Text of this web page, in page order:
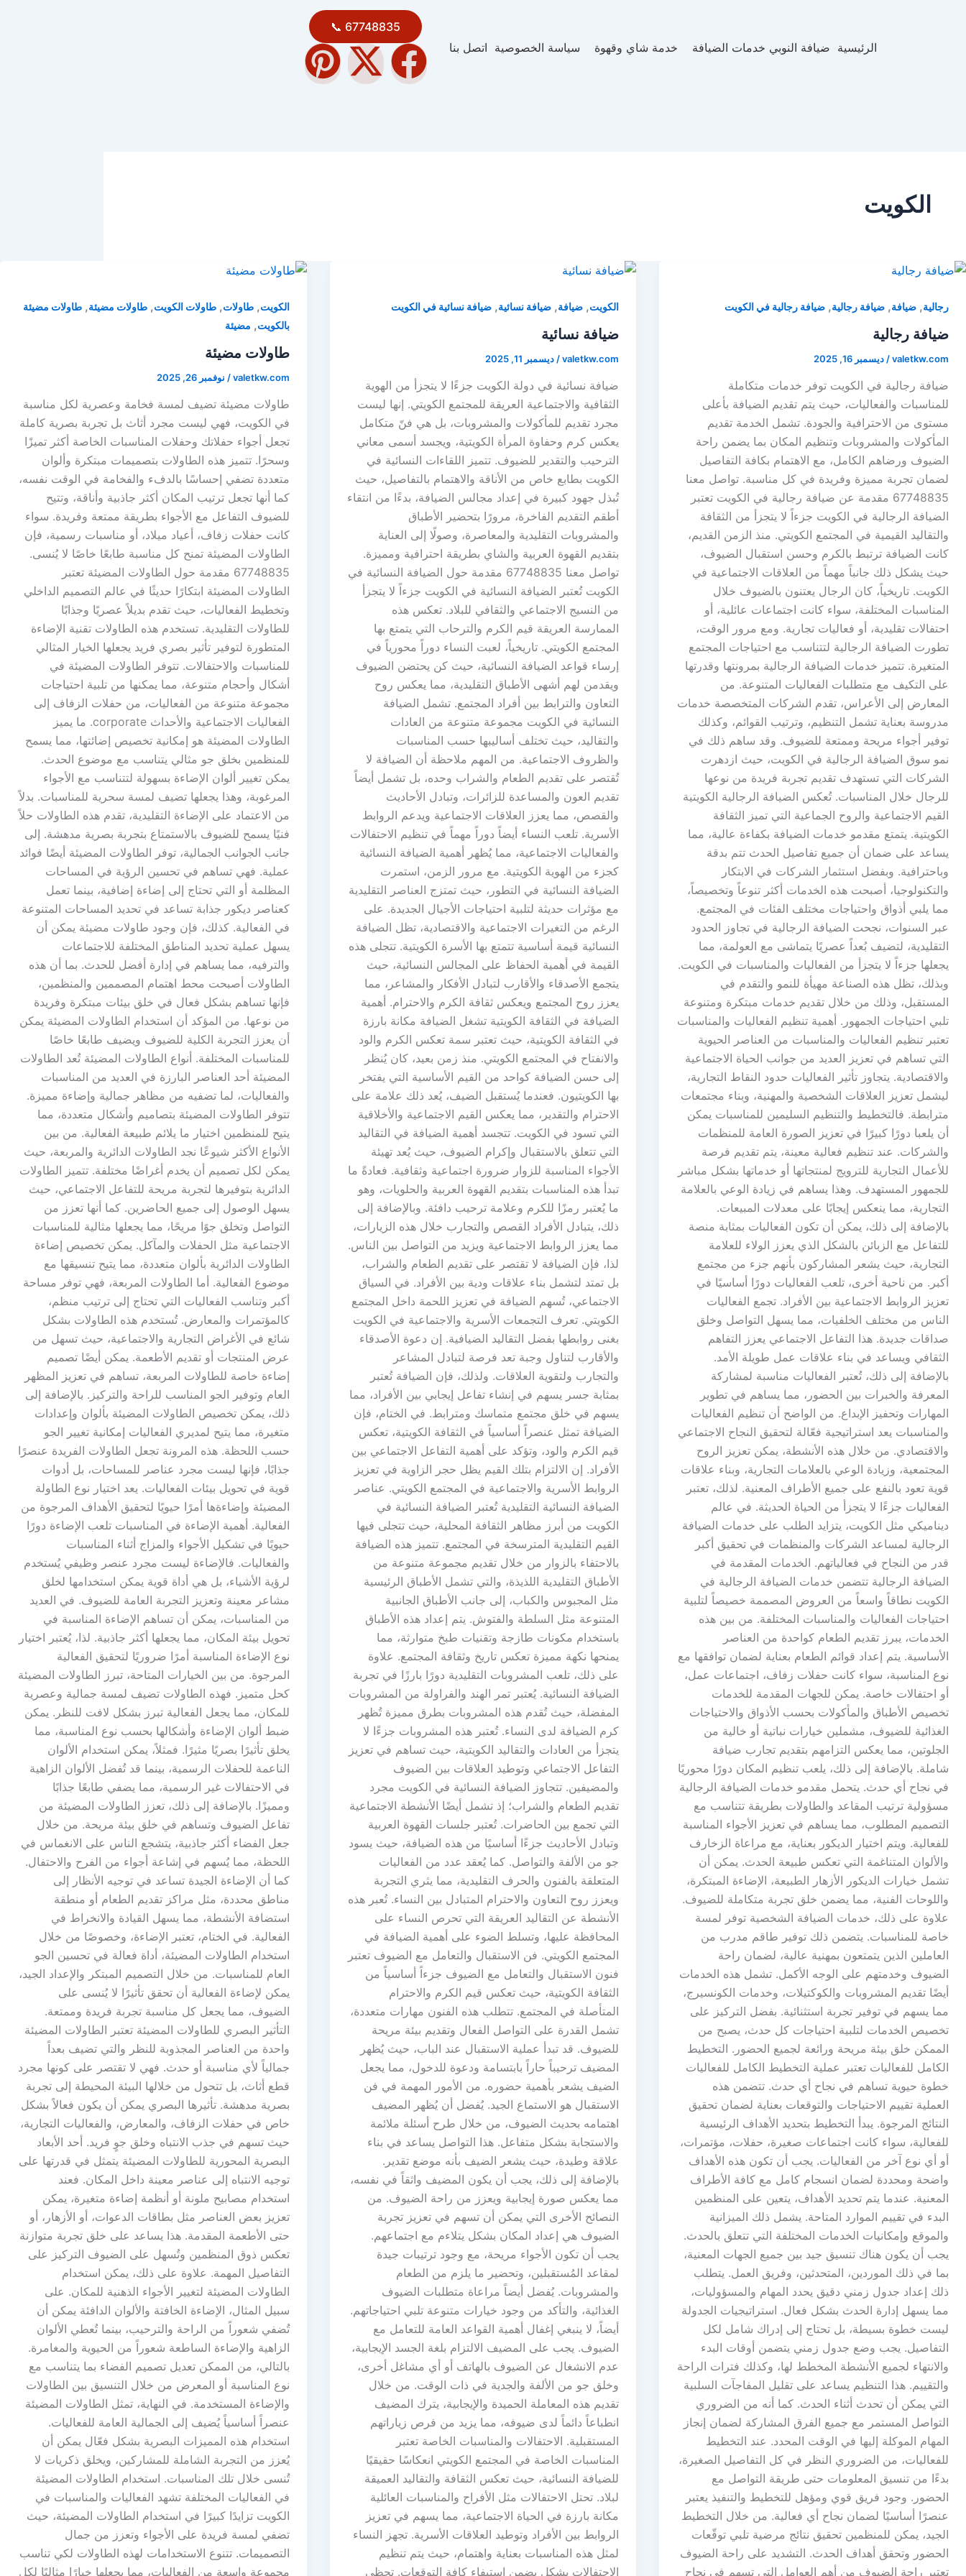
الرئيسية ضيافة النوبي خدمات الضيافة خدمة شاي وقهوة سياسة الخصوصية اتصل بنا
67748835 📞
F
a
k
X
-
P
الكويت
رجالية, ضيافة, ضيافة رجالية, ضيافة رجالية في الكويت
ضيافة رجالية
valetkw.com
/ ديسمبر 16, 2025
ضيافة رجالية في الكويت توفر خدمات متكاملة
للمناسبات والفعاليات، حيث يتم تقديم الضيافة بأعلى
مستوى من الاحترافية والجودة. تشمل الخدمة تقديم
المأكولات والمشروبات وتنظيم المكان بما يضمن راحة
الضيوف ورضاهم الكامل، مع الاهتمام بكافة التفاصيل
لضمان تجربة مميزة وفريدة في كل مناسبة. تواصل معنا
67748835 مقدمة عن ضيافة رجالية في الكويت تعتبر
الضيافة الرجالية في الكويت جزءاً لا يتجزأ من الثقافة
والتقاليد القيمية في المجتمع الكويتي. منذ الزمن القديم،
كانت الضيافة ترتبط بالكرم وحسن استقبال الضيوف،
حيث يشكل ذلك جانباً مهماً من العلاقات الاجتماعية في
الكويت. تاريخياً، كان الرجال يعتنون بالضيوف خلال
المناسبات المختلفة، سواء كانت اجتماعات عائلية، أو
احتفالات تقليدية، أو فعاليات تجارية. ومع مرور الوقت،
تطورت الضيافة الرجالية لتتناسب مع احتياجات المجتمع
المتغيرة. تتميز خدمات الضيافة الرجالية بمرونتها وقدرتها
على التكيف مع متطلبات الفعاليات المتنوعة. من
المعارض إلى الأعراس، تقدم الشركات المتخصصة خدمات
مدروسة بعناية تشمل التنظيم، وترتيب القوائم، وكذلك
توفير أجواء مريحة وممتعة للضيوف. وقد ساهم ذلك في
نمو سوق الضيافة الرجالية في الكويت، حيث ازدهرت
الشركات التي تستهدف تقديم تجربة فريدة من نوعها
للرجال خلال المناسبات. تُعكس الضيافة الرجالية الكويتية
القيم الاجتماعية والروح الجماعية التي تميز الثقافة
الكويتية. يتمتع مقدمو خدمات الضيافة بكفاءة عالية، مما
يساعد على ضمان أن جميع تفاصيل الحدث تتم بدقة
وباحترافية. وبفضل استثمار الشركات في الابتكار
والتكنولوجيا، أصبحت هذه الخدمات أكثر تنوعاً وتخصيصاً،
مما يلبي أذواق واحتياجات مختلف الفئات في المجتمع.
عبر السنوات، نجحت الضيافة الرجالية في تجاوز الحدود
التقليدية، لتضيف بُعداً عصريًا يتماشى مع العولمة، مما
يجعلها جزءاً لا يتجزأ من الفعاليات والمناسبات في الكويت.
وبذلك، تظل هذه الصناعة مهيأة للنمو والتقدم في
المستقبل، وذلك من خلال تقديم خدمات مبتكرة ومتنوعة
تلبي احتياجات الجمهور. أهمية تنظيم الفعاليات والمناسبات
تعتبر تنظيم الفعاليات والمناسبات من العناصر الحيوية
التي تساهم في تعزيز العديد من جوانب الحياة الاجتماعية
والاقتصادية. يتجاوز تأثير الفعاليات حدود النقاط التجارية،
ليشمل تعزيز العلاقات الشخصية والمهنية، وبناء مجتمعات
مترابطة. فالتخطيط والتنظيم السليمين للمناسبات يمكن
أن يلعبا دورًا كبيرًا في تعزيز الصورة العامة للمنظمات
والشركات. عند تنظيم فعالية معينة، يتم تقديم فرصة
للأعمال التجارية للترويج لمنتجاتها أو خدماتها بشكل مباشر
للجمهور المستهدف. وهذا يساهم في زيادة الوعي بالعلامة
التجارية، مما ينعكس إيجابًا على معدلات المبيعات.
بالإضافة إلى ذلك، يمكن أن تكون الفعاليات بمثابة منصة
للتفاعل مع الزبائن بالشكل الذي يعزز الولاء للعلامة
التجارية، حيث يشعر المشاركون بأنهم جزء من مجتمع
أكبر. من ناحية أخرى، تلعب الفعاليات دورًا أساسيًا في
تعزيز الروابط الاجتماعية بين الأفراد. تجمع الفعاليات
الناس من مختلف الخلفيات، مما يسهل التواصل وخلق
صداقات جديدة. هذا التفاعل الاجتماعي يعزز التفاهم
الثقافي ويساعد في بناء علاقات عمل طويلة الأمد.
بالإضافة إلى ذلك، تُعتبر الفعاليات مناسبة لمشاركة
المعرفة والخبرات بين الحضور، مما يساهم في تطوير
المهارات وتحفيز الإبداع. من الواضح أن تنظيم الفعاليات
والمناسبات يعد استراتيجية فعّالة لتحقيق النجاح الاجتماعي
والاقتصادي. من خلال هذه الأنشطة، يمكن تعزيز الروح
المجتمعية، وزيادة الوعي بالعلامات التجارية، وبناء علاقات
قوية تعود بالنفع على جميع الأطراف المعنية. لذلك، تعتبر
الفعاليات جزءًا لا يتجزأ من الحياة الحديثة. في عالم
ديناميكي مثل الكويت، يتزايد الطلب على خدمات الضيافة
الرجالية لمساعد الشركات والمنظمات في تحقيق أكبر
قدر من النجاح في فعالياتهم. الخدمات المقدمة في
الضيافة الرجالية تتضمن خدمات الضيافة الرجالية في
الكويت نطاقاً واسعاً من العروض المصممة خصيصاً لتلبية
احتياجات الفعاليات والمناسبات المختلفة. من بين هذه
الخدمات، يبرز تقديم الطعام كواحدة من العناصر
الأساسية. يتم إعداد قوائم الطعام بعناية لضمان توافقها مع
نوع المناسبة، سواء كانت حفلات زفاف، اجتماعات عمل،
أو احتفالات خاصة. يمكن للجهات المقدمة للخدمات
تخصيص الأطباق والمأكولات بحسب الأذواق والاحتياجات
الغذائية للضيوف، مشملين خيارات نباتية أو خالية من
الجلوتين، مما يعكس التزامهم بتقديم تجارب ضيافة
شاملة. بالإضافة إلى ذلك، يلعب تنظيم المكان دورًا محوريًا
في نجاح أي حدث. يتحمل مقدمو خدمات الضيافة الرجالية
مسؤولية ترتيب المقاعد والطاولات بطريقة تتناسب مع
التصميم المطلوب، مما يساهم في تعزيز الأجواء المناسبة
للفعالية. ويتم اختيار الديكور بعناية، مع مراعاة الزخارف
والألوان المتناغمة التي تعكس طبيعة الحدث. يمكن أن
تشمل خيارات الديكور الأزهار الطبيعة، الإضاءة المبتكرة،
واللوحات الفنية، مما يضمن خلق تجربة متكاملة للضيوف.
علاوة على ذلك، خدمات الضيافة الشخصية توفر لمسة
خاصة للمناسبات. يتضمن ذلك توفير طاقم مدرب من
العاملين الذين يتمتعون بمهنية عالية، لضمان راحة
الضيوف وخدمتهم على الوجه الأكمل. تشمل هذه الخدمات
أيضًا تقديم المشروبات والكوكتيلات، وخدمات الكونسيرج،
مما يسهم في توفير تجربة استثنائية. بفضل التركيز على
تخصيص الخدمات لتلبية احتياجات كل حدث، يصبح من
الممكن خلق بيئة مريحة ورائعة لجميع الحضور. التخطيط
الكامل للفعاليات تعتبر عملية التخطيط الكامل للفعاليات
خطوة حيوية تساهم في نجاح أي حدث. تتضمن هذه
العملية تقييم الاحتياجات والتوقعات بعناية لضمان تحقيق
النتائج المرجوة. يبدأ التخطيط بتحديد الأهداف الرئيسية
للفعالية، سواء كانت اجتماعات صغيرة، حفلات، مؤتمرات،
أو أي نوع آخر من الفعاليات. يجب أن تكون هذه الأهداف
واضحة ومحددة لضمان انسجام كامل مع كافة الأطراف
المعنية. عندما يتم تحديد الأهداف، يتعين على المنظمين
البدء في تقييم الموارد المتاحة. يشمل ذلك الميزانية
والموقع وإمكانيات الخدمات المختلفة التي تتعلق بالحدث.
يجب أن يكون هناك تنسيق جيد بين جميع الجهات المعنية،
بما في ذلك الموردين، المتحدثين، وفريق العمل. يتطلب
ذلك إعداد جدول زمني دقيق يحدد المهام والمسؤوليات،
مما يسهل إدارة الحدث بشكل فعال. استراتيجيات الجدولة
ليست خطوة بسيطة، بل تحتاج إلى إدراك شامل لكل
التفاصيل. يجب وضع جدول زمني يتضمن أوقات البدء
والانتهاء لجميع الأنشطة المخطط لها، وكذلك فترات الراحة
والتقييم. هذا التنظيم يساعد على تقليل المفاجآت السلبية
التي يمكن أن تحدث أثناء الحدث. كما أنه من الضروري
التواصل المستمر مع جميع الفرق المشاركة لضمان إنجاز
المهام الموكلة إليها في الوقت المحدد. عند التخطيط
للفعاليات، من الضروري النظر في كل التفاصيل الصغيرة،
بدءًا من تنسيق المعلومات حتى طريقة التواصل مع
الحضور. وجود فريق قوي ومؤهل للتخطيط والتنفيذ يعتبر
عنصرًا أساسيًا لضمان نجاح أي فعالية. من خلال التخطيط
الجيد، يمكن للمنظمين تحقيق نتائج مرضية تلبي توقّعات
الحضور وتحقق أهداف الحدث. التشديد على راحة الضيوف
تعتبر راحة الضيوف من أهم العوامل التي تسهم في نجاح
الكويت, ضيافة, ضيافة نسائية, ضيافة نسائية في الكويت
ضيافة نسائية
valetkw.com
/ ديسمبر 11, 2025
ضيافة نسائية في دولة الكويت جزءًا لا يتجزأ من الهوية
الثقافية والاجتماعية العريقة للمجتمع الكويتي. إنها ليست
مجرد تقديم للمأكولات والمشروبات، بل هي فنّ متكامل
يعكس كرم وحفاوة المرأة الكويتية، ويجسد أسمى معاني
الترحيب والتقدير للضيوف. تتميز اللقاءات النسائية في
الكويت بطابع خاص من الأناقة والاهتمام بالتفاصيل، حيث
تُبذل جهود كبيرة في إعداد مجالس الضيافة، بدءًا من انتقاء
أطقم التقديم الفاخرة، مرورًا بتحضير الأطباق
والمشروبات التقليدية والمعاصرة، وصولًا إلى العناية
بتقديم القهوة العربية والشاي بطريقة احترافية ومميزة.
تواصل معنا 67748835 مقدمة حول الضيافة النسائية في
الكويت تُعتبر الضيافة النسائية في الكويت جزءاً لا يتجزأ
من النسيج الاجتماعي والثقافي للبلاد. تعكس هذه
الممارسة العريقة قيم الكرم والترحاب التي يتمتع بها
المجتمع الكويتي. تاريخياً، لعبت النساء دوراً محورياً في
إرساء قواعد الضيافة النسائية، حيث كن يحتضن الضيوف
ويقدمن لهم أشهى الأطباق التقليدية، مما يعكس روح
التعاون والترابط بين أفراد المجتمع. تشمل الضيافة
النسائية في الكويت مجموعة متنوعة من العادات
والتقاليد، حيث تختلف أساليبها حسب المناسبات
والظروف الاجتماعية. من المهم ملاحظة أن الضيافة لا
تُقتصر على تقديم الطعام والشراب وحده، بل تشمل أيضاً
تقديم العون والمساعدة للزائرات، وتبادل الأحاديث
والقصص، مما يعزز العلاقات الاجتماعية ويدعم الروابط
الأسرية. تلعب النساء أيضاً دوراً مهماً في تنظيم الاحتفالات
والفعاليات الاجتماعية، مما يُظهر أهمية الضيافة النسائية
كجزء من الهوية الكويتية. مع مرور الزمن، استمرت
الضيافة النسائية في التطور، حيث تمتزج العناصر التقليدية
مع مؤثرات حديثة لتلبية احتياجات الأجيال الجديدة. على
الرغم من التغيرات الاجتماعية والاقتصادية، تظل الضيافة
النسائية قيمة أساسية تتمتع بها الأسرة الكويتية. تتجلى هذه
القيمة في أهمية الحفاظ على المجالس النسائية، حيث
يتجمع الأصدقاء والأقارب لتبادل الأفكار والمشاعر، مما
يعزز روح المجتمع ويعكس ثقافة الكرم والاحترام. أهمية
الضيافة في الثقافة الكويتية تشغل الضيافة مكانة بارزة
في الثقافة الكويتية، حيث تعتبر سمة تعكس الكرم والود
والانفتاح في المجتمع الكويتي. منذ زمن بعيد، كان يُنظر
إلى حسن الضيافة كواحد من القيم الأساسية التي يفتخر
بها الكويتيون. فعندما يُستقبل الضيف، يُعد ذلك علامة على
الاحترام والتقدير، مما يعكس القيم الاجتماعية والأخلاقية
التي تسود في الكويت. تتجسد أهمية الضيافة في التقاليد
التي تتعلق بالاستقبال وإكرام الضيوف، حيث يُعد تهيئة
الأجواء المناسبة للزوار ضرورة اجتماعية وثقافية. فعادةً ما
تبدأ هذه المناسبات بتقديم القهوة العربية والحلويات، وهو
ما يُعتبر رمزًا للكرم وعلامة ترحيب دافئة. وبالإضافة إلى
ذلك، يتبادل الأفراد القصص والتجارب خلال هذه الزيارات،
مما يعزز الروابط الاجتماعية ويزيد من التواصل بين الناس.
لذا، فإن الضيافة لا تقتصر على تقديم الطعام والشراب،
بل تمتد لتشمل بناء علاقات ودية بين الأفراد. في السياق
الاجتماعي، تُسهم الضيافة في تعزيز اللحمة داخل المجتمع
الكويتي. تعرف التجمعات الأسرية والاجتماعية في الكويت
بغنى روابطها بفضل التقاليد الضيافية. إن دعوة الأصدقاء
والأقارب لتناول وجبة تعد فرصة لتبادل المشاعر
والتجارب ولتقوية العلاقات. ولذلك، فإن الضيافة تُعتبر
بمثابة جسر يسهم في إنشاء تفاعل إيجابي بين الأفراد، مما
يسهم في خلق مجتمع متماسك ومترابط. في الختام، فإن
الضيافة تمثل عنصراً أساسياً في الثقافة الكويتية، تعكس
قيم الكرم والود، وتؤكد على أهمية التفاعل الاجتماعي بين
الأفراد. إن الالتزام بتلك القيم يظل حجر الزاوية في تعزيز
الروابط الأسرية والاجتماعية في المجتمع الكويتي. عناصر
الضيافة النسائية التقليدية تُعتبر الضيافة النسائية في
الكويت من أبرز مظاهر الثقافة المحلية، حيث تتجلى فيها
القيم التقليدية المترسخة في المجتمع. تتميز هذه الضيافة
بالاحتفاء بالزوار من خلال تقديم مجموعة متنوعة من
الأطباق التقليدية اللذيذة، والتي تشمل الأطباق الرئيسية
مثل المجبوس والكباب، إلى جانب الأطباق الجانبية
المتنوعة مثل السلطة والفتوش. يتم إعداد هذه الأطباق
باستخدام مكونات طازجة وتقنيات طبخ متوارثة، مما
يمنحها نكهة مميزة تعكس تاريخ وثقافة المجتمع. علاوة
على ذلك، تلعب المشروبات التقليدية دورًا بارزًا في تجربة
الضيافة النسائية. يُعتبر تمر الهند والفراولة من المشروبات
المفضلة، حيث تُقدم هذه المشروبات بطرق مميزة تُظهر
كرم الضيافة لدى النساء. تُعتبر هذه المشروبات جزءًا لا
يتجزأ من العادات والتقاليد الكويتية، حيث تساهم في تعزيز
التفاعل الاجتماعي وتوطيد العلاقات بين الضيوف
والمضيفين. تتجاوز الضيافة النسائية في الكويت مجرد
تقديم الطعام والشراب؛ إذ تشمل أيضًا الأنشطة الاجتماعية
التي تجمع بين الحاضرات. تُعتبر جلسات القهوة العربية
وتبادل الأحاديث جزءًا أساسيًا من هذه الضيافة، حيث يسود
جو من الألفة والتواصل. كما يُعقد عدد من الفعاليات
المتعلقة بالفنون والحرف التقليدية، مما يثري التجربة
ويعزز روح التعاون والاحترام المتبادل بين النساء. تُعبر هذه
الأنشطة عن التقاليد العريقة التي تحرص النساء على
المحافظة عليها، وتسلط الضوء على أهمية الضيافة في
المجتمع الكويتي. فن الاستقبال والتعامل مع الضيوف تعتبر
فنون الاستقبال والتعامل مع الضيوف جزءاً أساسياً من
الثقافة الكويتية، حيث تعكس قيم الكرم والاحترام
المتأصلة في المجتمع. تتطلب هذه الفنون مهارات متعددة،
تشمل القدرة على التواصل الفعال وتقديم بيئة مريحة
للضيوف. قد تبدأ عملية الاستقبال عند الباب، حيث يُظهر
المضيف ترحيباً حاراً بابتسامة ودعوة للدخول، مما يجعل
الضيف يشعر بأهمية حضوره. من الأمور المهمة في فن
الاستقبال هو الاستماع الجيد. يُفضل أن يُظهر المضيف
اهتمامه بحديث الضيوف، من خلال طرح أسئلة ملائمة
والاستجابة بشكل متفاعل. هذا التواصل يساعد في بناء
علاقة وطيدة، حيث يشعر الضيف بأنه موضع تقدير.
بالإضافة إلى ذلك، يجب أن يكون المضيف واثقاً في نفسه،
مما يعكس صورة إيجابية ويعزز من راحة الضيوف. من
النصائح الأخرى التي يمكن أن تسهم في تعزيز تجربة
الضيوف هي إعداد المكان بشكل يتلاءم مع اجتماعهم.
يجب أن تكون الأجواء مريحة، مع وجود ترتيبات جيدة
لمقاعد المُستقبلين، وتحضير ما يلزم من الطعام
والمشروبات. يُفضل أيضاً مراعاة متطلبات الضيوف
الغذائية، والتأكد من وجود خيارات متنوعة تلبي احتياجاتهم.
أيضاً، لا ينبغي إغفال أهمية القواعد العامة للتعامل مع
الضيوف. يجب على المضيف الالتزام بلغة الجسد الإيجابية،
عدم الانشغال عن الضيوف بالهاتف أو أي مشاغل أخرى،
وخلق جو من الألفة والجدية في ذات الوقت. من خلال
تقديم هذه المعاملة الحميدة والإيجابية، يترك المضيف
انطباعاً دائماً لدى ضيوفه، مما يزيد من فرص زياراتهم
المستقبلية. الاحتفالات والمناسبات الخاصة تعتبر
المناسبات الخاصة في المجتمع الكويتي انعكاسًا حقيقيًا
للضيافة النسائية، حيث تعكس الثقافة والتقاليد العميقة
لبلاد. تحتل الاحتفالات مثل الأفراح والمناسبات العائلية
مكانة بارزة في الحياة الاجتماعية، مما يسهم في تعزيز
الروابط بين الأفراد وتوطيد العلاقات الأسرية. تجهز النساء
لمثل هذه المناسبات بعناية واهتمام، حيث يتم تنظيم
الاحتفالات بشكل يضمن استيفاء كافة التوقعات. تحظى
الكويت,طاولات,طاولات الكويت,طاولات مضيئة,طاولات مضيئة
بالكويت, مضيئة
طاولات مضيئة
valetkw.com
/ نوفمبر 26, 2025
طاولات مضيئة تضيف لمسة فخامة وعصرية لكل مناسبة
في الكويت، فهي ليست مجرد أثاث بل تجربة بصرية كاملة
تجعل أجواء حفلاتك وحفلات المناسبات الخاصة أكثر تميزًا
وسحرًا. تتميز هذه الطاولات بتصميمات مبتكرة وألوان
متعددة تضفي إحساسًا بالدفء والفخامة في الوقت نفسه،
كما أنها تجعل ترتيب المكان أكثر جاذبية وأناقة، وتتيح
للضيوف التفاعل مع الأجواء بطريقة ممتعة وفريدة. سواء
كانت حفلات زفاف، أعياد ميلاد، أو مناسبات رسمية، فإن
الطاولات المضيئة تمنح كل مناسبة طابعًا خاصًا لا يُنسى.
67748835 مقدمة حول الطاولات المضيئة تعتبر
الطاولات المضيئة ابتكارًا حديثًا في عالم التصميم الداخلي
وتخطيط الفعاليات، حيث تقدم بديلاً عصريًا وجذابًا
للطاولات التقليدية. تستخدم هذه الطاولات تقنية الإضاءة
المتطورة لتوفير تأثير بصري فريد يجعلها الخيار المثالي
للمناسبات والاحتفالات. تتوفر الطاولات المضيئة في
أشكال وأحجام متنوعة، مما يمكنها من تلبية احتياجات
مجموعة متنوعة من الفعاليات، من حفلات الزفاف إلى
الفعاليات الاجتماعية والأحداث corporate. ما يميز
الطاولات المضيئة هو إمكانية تخصيص إضائتها، مما يسمح
للمنظمين بخلق جو مثالي يتناسب مع موضوع الحدث.
يمكن تغيير ألوان الإضاءة بسهولة لتتناسب مع الأجواء
المرغوبة، وهذا يجعلها تضيف لمسة سحرية للمناسبات. بدلاً
من الاعتماد على الإضاءة التقليدية، تقدم هذه الطاولات حلاً
فنيًا يسمح للضيوف بالاستمتاع بتجربة بصرية مدهشة. إلى
جانب الجوانب الجمالية، توفر الطاولات المضيئة أيضًا فوائد
عملية. فهي تساهم في تحسين الرؤية في المساحات
المظلمة أو التي تحتاج إلى إضاءة إضافية، بينما تعمل
كعناصر ديكور جذابة تساعد في تحديد المساحات المتنوعة
في الفعالية. كذلك، فإن وجود طاولات مضيئة يمكن أن
يسهل عملية تحديد المناطق المختلفة للاجتماعات
والترفيه، مما يساهم في إدارة أفضل للحدث. بما أن هذه
الطاولات أصبحت محط اهتمام المصممين والمنظمين،
فإنها تساهم بشكل فعال في خلق بيئات مبتكرة وفريدة
من نوعها. من المؤكد أن استخدام الطاولات المضيئة يمكن
أن يعزز التجربة الكلية للضيوف ويضيف طابعًا خاصًا
للمناسبات المختلفة. أنواع الطاولات المضيئة تُعد الطاولات
المضيئة أحد العناصر البارزة في العديد من المناسبات
والفعاليات، لما تضفيه من مظاهر جمالية وإضاءة مميزة.
تتوفر الطاولات المضيئة بتصاميم وأشكال متعددة، مما
يتيح للمنظمين اختيار ما يلائم طبيعة الفعالية. من بين
الأنواع الأكثر شيوعًا نجد الطاولات الدائرية والمربعة، حيث
يمكن لكل تصميم أن يخدم أغراضًا مختلفة. تتميز الطاولات
الدائرية بتوفيرها لتجربة مريحة للتفاعل الاجتماعي، حيث
يسهل الوصول إلى جميع الحاضرين. كما أنها تعزز من
التواصل وتخلق جوًا مريحًا، مما يجعلها مثالية للمناسبات
الاجتماعية مثل الحفلات والمآكل. يمكن تخصيص إضاءة
الطاولات الدائرية بألوان متعددة، مما يتيح تنسيقها مع
موضوع الفعالية. أما الطاولات المربعة، فهي توفر مساحة
أكبر وتناسب الفعاليات التي تحتاج إلى ترتيب منظم،
كالمؤتمرات والمعارض. تُستخدم هذه الطاولات بشكل
شائع في الأغراض التجارية والاجتماعية، حيث تسهل من
عرض المنتجات أو تقديم الأطعمة. يمكن أيضًا تصميم
إضاءة خاصة للطاولات المربعة، تساهم في تعزيز المظهر
العام وتوفير الجو المناسب للراحة والتركيز. بالإضافة إلى
ذلك، يمكن تخصيص الطاولات المضيئة بألوان وإعدادات
متغيرة، مما يتيح لمديري الفعاليات إمكانية تغيير الجو
حسب اللحظة. هذه المرونة تجعل الطاولات الفريدة عنصرًا
جذابًا، فإنها ليست مجرد عناصر للمساحات، بل أدوات
قوية في تحويل بيئات الفعاليات. يعد اختيار نوع الطاولة
المضيئة وإضاءةها أمرًا حيويًا لتحقيق الأهداف المرجوة من
الفعالية. أهمية الإضاءة في المناسبات تلعب الإضاءة دورًا
حيويًا في تشكيل الأجواء والمزاج أثناء المناسبات
والفعاليات. فالإضاءة ليست مجرد عنصر وظيفي يُستخدم
لرؤية الأشياء، بل هي أداة قوية يمكن استخدامها لخلق
مشاعر معينة وتعزيز التجربة العامة للضيوف. في العديد
من المناسبات، يمكن أن تساهم الإضاءة المناسبة في
تحويل بيئة المكان، مما يجعلها أكثر جاذبية. لذا، يُعتبر اختيار
نوع الإضاءة المناسبة أمرًا ضروريًا لتحقيق الفعالية
المرجوة. من بين الخيارات المتاحة، تبرز الطاولات المضيئة
كحل متميز. فهذه الطاولات تضيف لمسة جمالية وعصرية
للمكان، مما يجعل الفعالية تبرز بشكل لافت للنظر. يمكن
ضبط ألوان الإضاءة وأشكالها بحسب نوع المناسبة، مما
يخلق تأثيرًا بصريًا مثيرًا. فمثلاً، يمكن استخدام الألوان
الناعمة للحفلات الرسمية، بينما قد تُفضل الألوان الزاهية
في الاحتفالات غير الرسمية، مما يضفي طابعًا جذابًا
ومميزًا. بالإضافة إلى ذلك، تعزز الطاولات المضيئة من
تفاعل الضيوف وتساهم في خلق بيئة مريحة. من خلال
جعل الفضاء أكثر جاذبية، يتشجع الناس على الانغماس في
اللحظة، مما يُسهم في إشاعة أجواء من الفرح والاحتفال.
كما أن الإضاءة الجيدة تساعد في توجيه الأنظار إلى
مناطق محددة، مثل مراكز تقديم الطعام أو منطقة
استضافة الأنشطة، مما يسهل القيادة والانخراط في
الفعالية. في الختام، تعتبر الإضاءة، وخصوصًا من خلال
استخدام الطاولات المضيئة، أداة فعالة في تحسين الجو
العام للمناسبات. من خلال التصميم المبتكر والإعداد الجيد،
يمكن لإضاءة الفعالية أن تحقق تأثيرًا لا يُنسى على
الضيوف، مما يجعل كل مناسبة تجربة فريدة وممتعة.
التأثير البصري للطاولات المضيئة تعتبر الطاولات المضيئة
واحدة من العناصر المجذوبة للنظر والتي تضيف بعداً
جمالياً لأي مناسبة أو حدث. فهي لا تقتصر على كونها مجرد
قطع أثاث، بل تتحول من خلالها البيئة المحيطة إلى تجربة
بصرية مدهشة. تأثيرها البصري يمكن أن يكون فعالاً بشكل
خاص في حفلات الزفاف، والمعارض، والفعاليات التجارية،
حيث تسهم في جذب الانتباه وخلق جوٍ فريد. أحد الأبعاد
البصرية المحورية للطاولات المضيئة يتمثل في قدرتها على
توجيه الانتباه إلى عناصر معينة داخل المكان. فعند
استخدام مصابيح ملونة أو أنظمة إضاءة متغيرة، يمكن
تعزيز بعض العناصر مثل بطاقات الدعوات، أو الأزهار، أو
حتى الأطعمة المقدمة. هذا يساعد على خلق تجربة متوازنة
تعكس ذوق المنظمين وتُسهل على الضيوف التركيز على
التفاصيل المهمة. علاوة على ذلك، يمكن استخدام
الطاولات المضيئة لتغيير الأجواء الذهنية للمكان. على
سبيل المثال، الإضاءة الخافتة والألوان الدافئة يمكن أن
تُضفي شعوراً من الراحة والترحيب، بينما تُعطي الألوان
الزاهية والإضاءة الساطعة شعوراً من الحيوية والمغامرة.
بالتالي، من الممكن تعديل تصميم الفضاء بما يتناسب مع
نوع المناسبة أو المعرض من خلال التنسيق بين الطاولات
والإضاءة المستخدمة. في النهاية، تمثل الطاولات المضيئة
عنصراً أساسياً يُضيف إلى الجمالية العامة للفعاليات.
استخدام هذه المميزات البصرية بشكل فعّال يمكن أن
يُعزز من التجربة الشاملة للمشاركين، ويخلق ذكريات لا
تُنسى خلال تلك المناسبات. استخدام الطاولات المضيئة
في الفعاليات المختلفة تشهد الفعاليات والمناسبات في
الكويت تزايدًا كبيرًا في استخدام الطاولات المضيئة، حيث
تضفي لمسة فريدة على الأجواء وتعزز من جمال
التصميمات. تتنوع الاستخدامات لهذه الطاولات لكي تناسب
مجموعة واسعة من الفعاليات، مما يجعلها خيارًا مثاليًا لكل